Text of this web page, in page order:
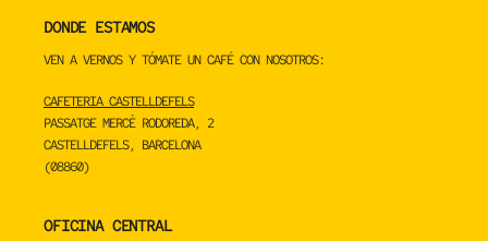
DONDE ESTAMOS
VEN A VERNOS Y TÓMATE UN CAFÉ CON NOSOTROS:
CAFETERIA CASTELLDEFELS
PASSATGE MERCÈ RODOREDA, 2
CASTELLDEFELS, BARCELONA
(08860)
OFICINA CENTRAL